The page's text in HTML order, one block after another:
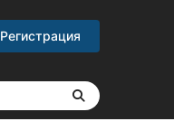
Регистрация